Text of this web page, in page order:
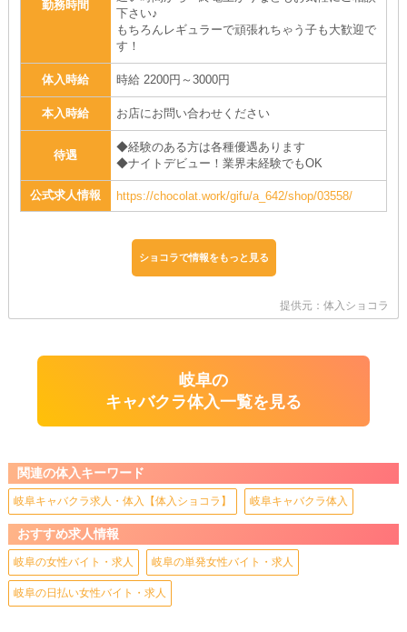
勤務時間
下さい♪
もちろんレギュラーで頑張れちゃう子も大歓迎で
す！
体入時給 時給 2200円～3000円
本入時給 お店にお問い合わせください
待遇
◆経験のある方は各種優遇あります
◆ナイトデビュー！業界未経験でもOK
公式求人情報 https://chocolat.work/gifu/a_642/shop/03558/
ショコラで情報をもっと見る
提供元：体入ショコラ
岐阜の
キャバクラ体入一覧を見る
関連の体入キーワード
岐阜キャバクラ求人・体入【体入ショコラ】 岐阜キャバクラ体入
おすすめ求人情報
岐阜の女性バイト・求人 岐阜の単発女性バイト・求人
岐阜の日払い女性バイト・求人